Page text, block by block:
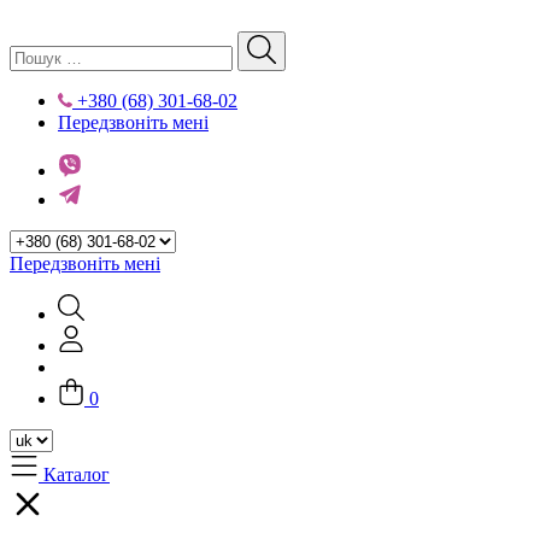
+380 (68) 301-68-02
Передзвоніть мені
Передзвоніть мені
0
Каталог